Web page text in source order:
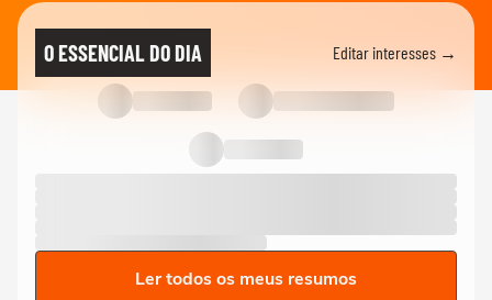
O ESSENCIAL DO DIA Editar interesses →
Ler todos os meus resumos